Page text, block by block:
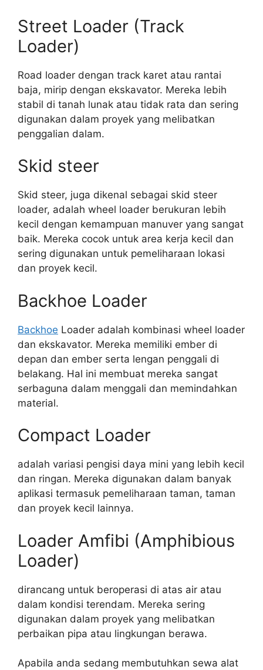
Street Loader (Track
Loader)
Road loader dengan track karet atau rantai
baja, mirip dengan ekskavator. Mereka lebih
stabil di tanah lunak atau tidak rata dan sering
digunakan dalam proyek yang melibatkan
penggalian dalam.
Skid steer
Skid steer, juga dikenal sebagai skid steer
loader, adalah wheel loader berukuran lebih
kecil dengan kemampuan manuver yang sangat
baik. Mereka cocok untuk area kerja kecil dan
sering digunakan untuk pemeliharaan lokasi
dan proyek kecil.
Backhoe Loader
Backhoe Loader adalah kombinasi wheel loader
dan ekskavator. Mereka memiliki ember di
depan dan ember serta lengan penggali di
belakang. Hal ini membuat mereka sangat
serbaguna dalam menggali dan memindahkan
material.
Compact Loader
adalah variasi pengisi daya mini yang lebih kecil
dan ringan. Mereka digunakan dalam banyak
aplikasi termasuk pemeliharaan taman, taman
dan proyek kecil lainnya.
Loader Amfibi (Amphibious
Loader)
dirancang untuk beroperasi di atas air atau
dalam kondisi terendam. Mereka sering
digunakan dalam proyek yang melibatkan
perbaikan pipa atau lingkungan berawa.
Apabila anda sedang membutuhkan sewa alat